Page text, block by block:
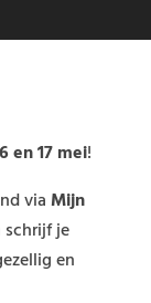
en 17 mei!
via Mijn
je
en